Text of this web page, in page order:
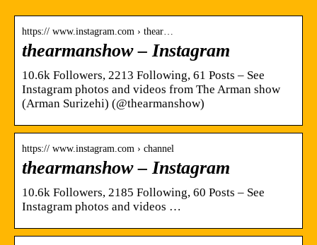
https:// www.instagram.com › thear…
thearmanshow – Instagram
10.6k Followers, 2213 Following, 61 Posts – See
Instagram photos and videos from The Arman show
(Arman Surizehi) (@thearmanshow)
https:// www.instagram.com › channel
thearmanshow – Instagram
10.6k Followers, 2185 Following, 60 Posts – See
Instagram photos and videos …